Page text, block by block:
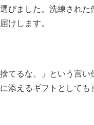
びました。洗練され
けします。
てるな。」という言い
添えるギフトとしても